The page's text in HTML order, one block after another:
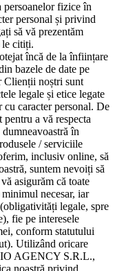
fizice în
personal și privind
să vă prezentăm
le citiți.
încă de la înființare
bazele de date pe
Clienții noștri sunt
legale și etice legate
cu caracter personal. De
a vă respecta
în
/ serviciile
inclusiv online, să
suntem nevoiți să
asigurăm că toate
necesar, iar
legale, spre
fie pe interesele
conform statutului
Utilizând oricare
AGENCY S.R.L.,